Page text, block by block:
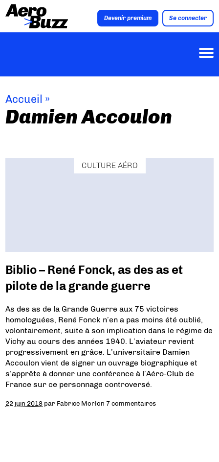
Devenir premium Se connecter
Accueil »
Damien Accoulon
CULTURE AÉRO
Biblio – René Fonck, as des as et
pilote de la grande guerre
As des as de la Grande Guerre aux 75 victoires
homologuées, René Fonck n’en a pas moins été oublié,
volontairement, suite à son implication dans le régime de
Vichy au cours des années 1940. L’aviateur revient
progressivement en grâce. L’universitaire Damien
Accoulon vient de signer un ouvrage biographique et
s’apprête à donner une conférence à l’Aéro-Club de
France sur ce personnage controversé.
22 juin 2018 par Fabrice Morlon 7 commentaires